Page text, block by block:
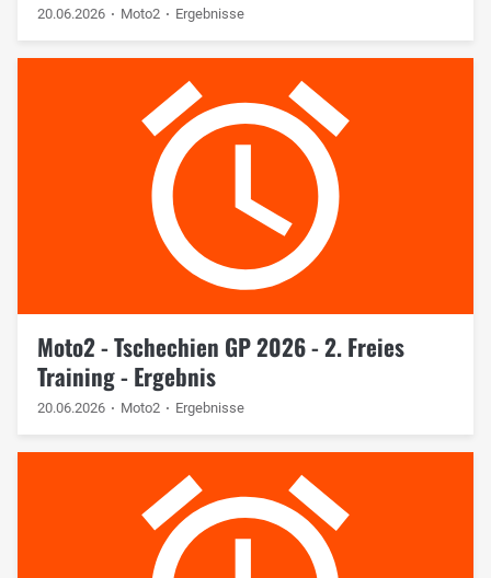
20.06.2026 Moto2 Ergebnisse
Moto2 - Tschechien GP 2026 - 2. Freies
Training - Ergebnis
20.06.2026 Moto2 Ergebnisse